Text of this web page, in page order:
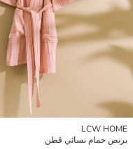
LCW HOME
برنص حمام نسائي قطن